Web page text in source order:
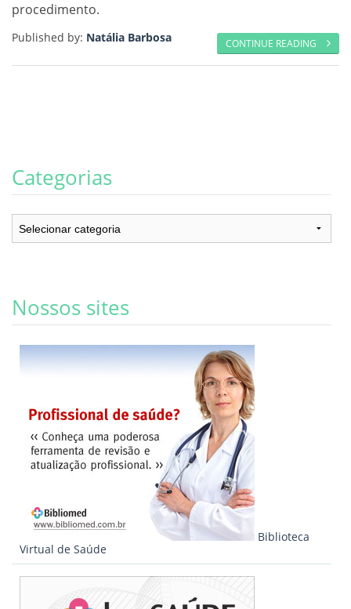
procedimento.
CONTINUE READING
Published by: Natália Barbosa
Categorias
Categorias
Nossos sites
Biblioteca
Virtual de Saúde